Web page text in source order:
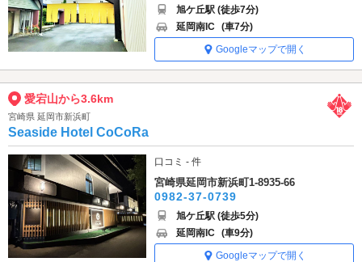
旭ケ丘駅 (徒歩7分)
延岡南IC (車7分)
Googleマップで開く
愛宕山から3.6km
宮崎県 延岡市新浜町
Seaside Hotel CoCoRa
口コミ - 件
宮崎県延岡市新浜町1-8935-66
0982-37-0739
旭ケ丘駅 (徒歩5分)
延岡南IC (車9分)
Googleマップで開く